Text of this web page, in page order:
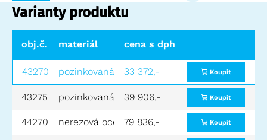
Varianty produktu
obj.č. materiál rozměry ŠxH (mm)
cena s dph
43270 pozinkovaná ocel 800x860
33 372,- Koupit
43275 pozinkovaná ocel 940x1000
39 906,- Koupit
44270 nerezová ocel 800x860
79 836,- Koupit